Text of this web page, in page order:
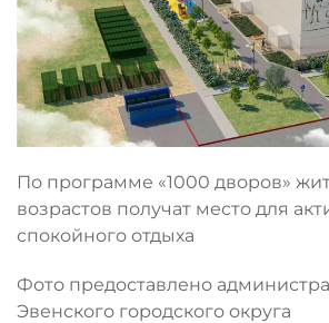
По программе «1000 дворов»
возрастов получат место для
спокойного отдыха
Фото предоставлено
Эвенского городского округа